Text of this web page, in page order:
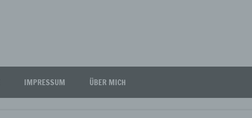
IMPRESSUM ÜBER MICH